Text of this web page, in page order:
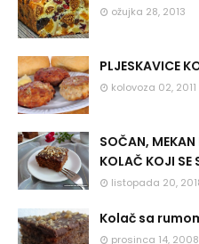
ožujka 28, 2013
PLJESKAVICE
kolovoza 02, 2011
SOČAN,
KOLAČ KOJI
listopada 20,
Kolač sa
prosinca 14, 2008